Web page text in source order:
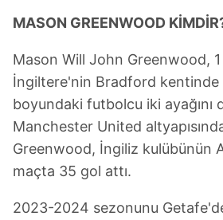
MASON GREENWOOD
Mason Will John Greenwood,
İngiltere'nin Bradford kentinde
boyundaki futbolcu iki ayağını
Manchester United
Greenwood, İngiliz kulübünün
maçta 35 gol attı.
2023-2024 sezonunu